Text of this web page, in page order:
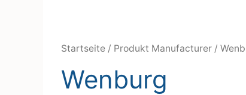
Startseite / Produkt Manufacturer /
Wenburg